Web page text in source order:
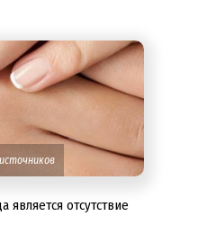
является отсутствие